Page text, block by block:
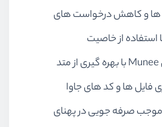
ها و کاهش درخواست های
استفاده از خاصیت
Gzip:کتابخانه ی Munee با بهره گیری از متد
فایل ها و کد های جاوا
اسکریپت و css موجب صرفه جویی در پهنای